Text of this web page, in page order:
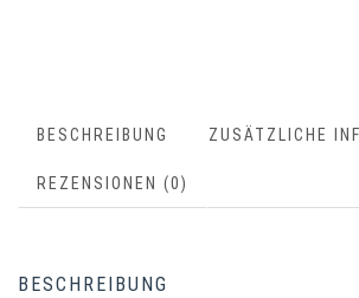
BESCHREIBUNG ZUSÄTZLICHE
REZENSIONEN (0)
BESCHREIBUNG